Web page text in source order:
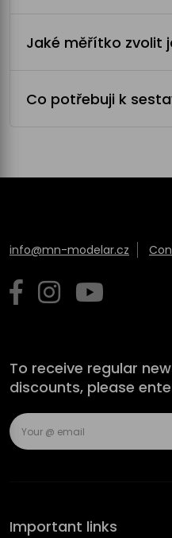
Jaké měřítko zvolit
Co potřebuji k
info@mn-modelar.cz
To receive regular
discounts, please
Important links